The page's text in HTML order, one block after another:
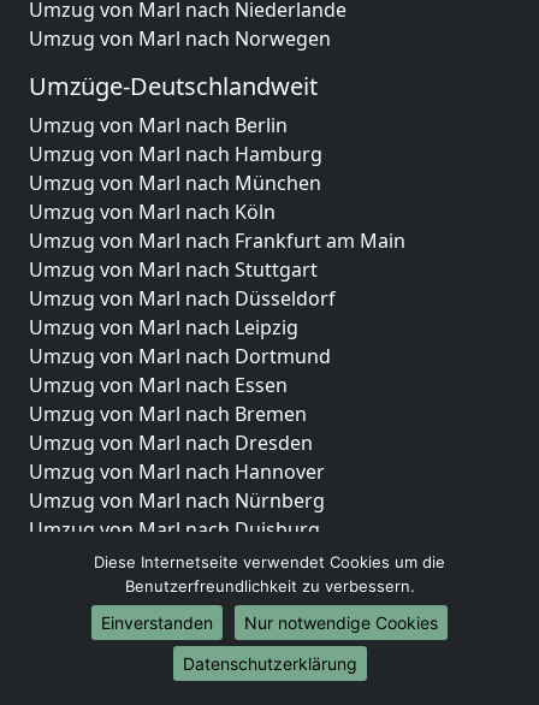
Umzug von Marl nach Niederlande
Umzug von Marl nach Norwegen
Umzüge-Deutschlandweit
Umzug von Marl nach Berlin
Umzug von Marl nach Hamburg
Umzug von Marl nach München
Umzug von Marl nach Köln
Umzug von Marl nach Frankfurt am Main
Umzug von Marl nach Stuttgart
Umzug von Marl nach Düsseldorf
Umzug von Marl nach Leipzig
Umzug von Marl nach Dortmund
Umzug von Marl nach Essen
Umzug von Marl nach Bremen
Umzug von Marl nach Dresden
Umzug von Marl nach Hannover
Umzug von Marl nach Nürnberg
Umzug von Marl nach Duisburg
Umzug von Marl nach Bochum
Umzug von Marl nach Wuppertal
Umzug von Marl nach Bielefeld
Umzug von Marl nach Bonn
Umzug von Marl nach Münster
Diese Internetseite verwendet Cookies um die
Benutzerfreundlichkeit zu verbessern.
Einverstanden
Nur notwendige Cookies
Datenschutzerklärung